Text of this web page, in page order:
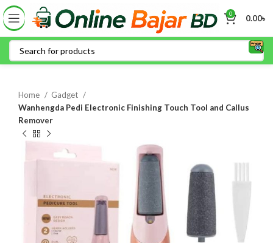
0 0.00৳
Home
Gadget
Wanhengda Pedi Electronic Finishing Touch Tool and Callus
Remover